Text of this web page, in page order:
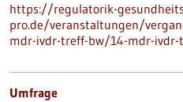
https://regulatorik-
pro.de/veranstaltungen/
mdr-ivdr-treff-bw/14-mdr-ivdr-
Umfrage